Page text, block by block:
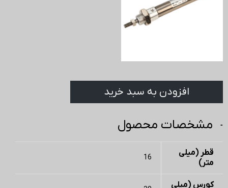
افزودن به سبد خرید
مشخصات محصول
قطر (میلی
متر)
16
کورس (میلی